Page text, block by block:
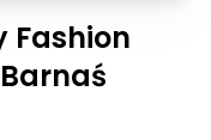
Fashion